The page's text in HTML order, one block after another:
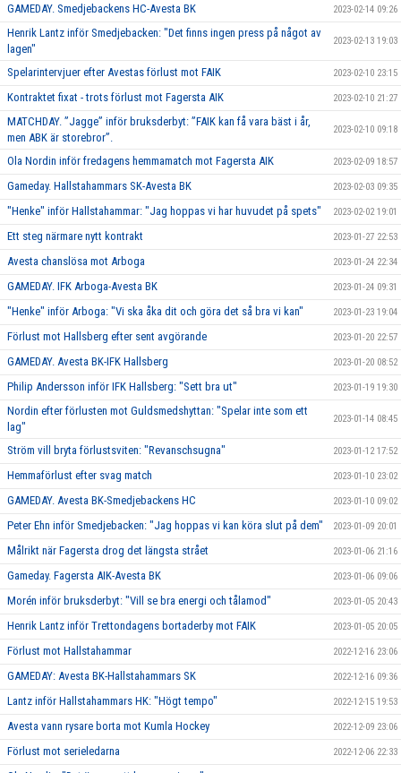
GAMEDAY. Smedjebackens HC-Avesta BK 2023-02-14 09:26
Henrik Lantz inför Smedjebacken: "Det finns ingen press på något av
lagen"
2023-02-13 19:03
Spelarintervjuer efter Avestas förlust mot FAIK 2023-02-10 23:15
Kontraktet fixat - trots förlust mot Fagersta AIK 2023-02-10 21:27
MATCHDAY. ”Jagge” inför bruksderbyt: ”FAIK kan få vara bäst i år,
men ABK är storebror”.
2023-02-10 09:18
Ola Nordin inför fredagens hemmamatch mot Fagersta AIK 2023-02-09 18:57
Gameday. Hallstahammars SK-Avesta BK 2023-02-03 09:35
"Henke" inför Hallstahammar: "Jag hoppas vi har huvudet på spets" 2023-02-02 19:01
Ett steg närmare nytt kontrakt 2023-01-27 22:53
Avesta chanslösa mot Arboga 2023-01-24 22:34
GAMEDAY. IFK Arboga-Avesta BK 2023-01-24 09:31
"Henke" inför Arboga: "Vi ska åka dit och göra det så bra vi kan" 2023-01-23 19:04
Förlust mot Hallsberg efter sent avgörande 2023-01-20 22:57
GAMEDAY. Avesta BK-IFK Hallsberg 2023-01-20 08:52
Philip Andersson inför IFK Hallsberg: "Sett bra ut" 2023-01-19 19:30
Nordin efter förlusten mot Guldsmedshyttan: "Spelar inte som ett
lag"
2023-01-14 08:45
Ström vill bryta förlustsviten: "Revanschsugna" 2023-01-12 17:52
Hemmaförlust efter svag match 2023-01-10 23:02
GAMEDAY. Avesta BK-Smedjebackens HC 2023-01-10 09:02
Peter Ehn inför Smedjebacken: "Jag hoppas vi kan köra slut på dem" 2023-01-09 20:01
Målrikt när Fagersta drog det längsta strået 2023-01-06 21:16
Gameday. Fagersta AIK-Avesta BK 2023-01-06 09:06
Morén inför bruksderbyt: "Vill se bra energi och tålamod" 2023-01-05 20:43
Henrik Lantz inför Trettondagens bortaderby mot FAIK 2023-01-05 20:05
Förlust mot Hallstahammar 2022-12-16 23:06
GAMEDAY: Avesta BK-Hallstahammars SK 2022-12-16 09:36
Lantz inför Hallstahammars HK: "Högt tempo" 2022-12-15 19:53
Avesta vann rysare borta mot Kumla Hockey 2022-12-09 23:06
Förlust mot serieledarna 2022-12-06 22:33